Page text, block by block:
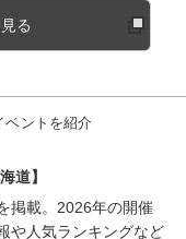
る
ベントを紹介
道】
掲載。2026年の開催
や人気ランキングなど